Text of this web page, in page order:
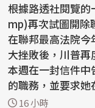
根據路透社閱覽
mp)再次試圖開除
在聯邦最高法院
大挫敗後，川普再
本週在一封信件
的職務，並要求
欺...16 小時